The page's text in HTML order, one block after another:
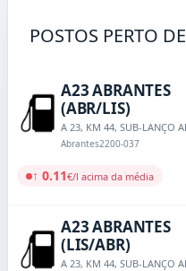
POSTOS PERTO DE
A23 ABRANTES
(ABR/LIS)
Abrantes2200-037
↑ 0.11€/l acima da média
A23 ABRANTES
(LIS/ABR)